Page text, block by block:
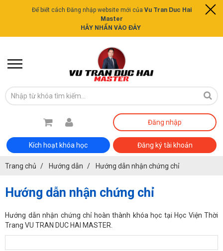
Để biết cách Đăng nhập website mới của Vu Tran Duc Hai
Master
HÃY NHẤN VÀO ĐÂY
Kích hoạt khóa học
Đăng nhập
Đăng ký tài khoản
Trang chủ Hướng dẫn Hướng dẫn nhận chứng chỉ
Hướng dẫn nhận chứng chỉ
Hướng dẫn nhận chứng chỉ hoàn thành khóa học tại Học Viện Thời
Trang VU TRAN DUC HAI MASTER.